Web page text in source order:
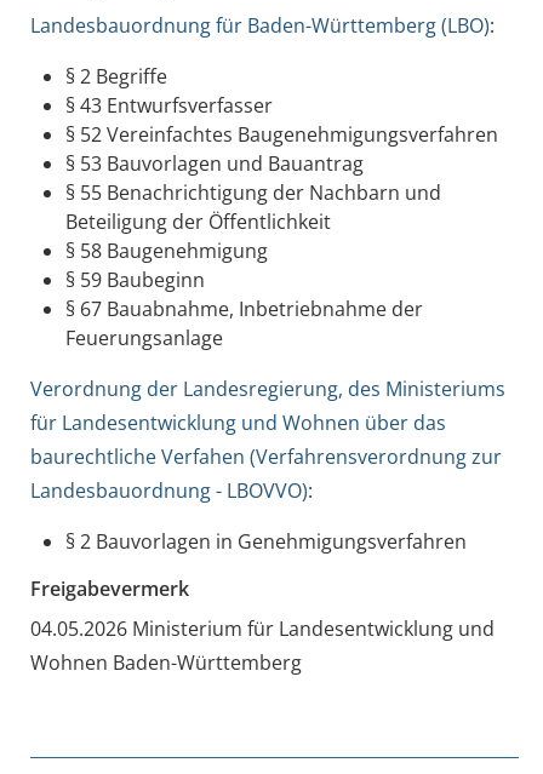
Landesbauordnung für Baden-Württemberg (LBO):
§ 2 Begriffe
§ 43 Entwurfsverfasser
§ 52 Vereinfachtes Baugenehmigungsverfahren
§ 53 Bauvorlagen und Bauantrag
§ 55 Benachrichtigung der Nachbarn und
Beteiligung der Öffentlichkeit
§ 58 Baugenehmigung
§ 59 Baubeginn
§ 67 Bauabnahme, Inbetriebnahme der
Feuerungsanlage
Verordnung der Landesregierung, des Ministeriums
für Landesentwicklung und Wohnen über das
baurechtliche Verfahen (Verfahrensverordnung zur
Landesbauordnung - LBOVVO):
§ 2 Bauvorlagen in Genehmigungsverfahren
Freigabevermerk
04.05.2026 Ministerium für Landesentwicklung und
Wohnen Baden-Württemberg